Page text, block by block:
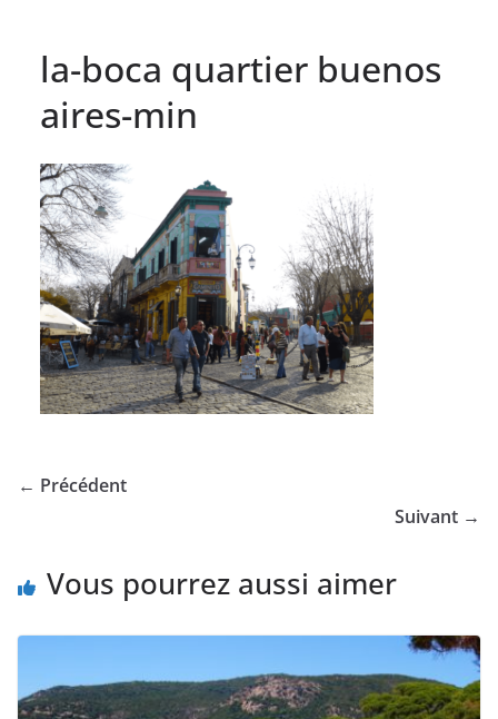
la-boca quartier buenos
aires-min
← Précédent
Suivant →
Vous pourrez aussi aimer